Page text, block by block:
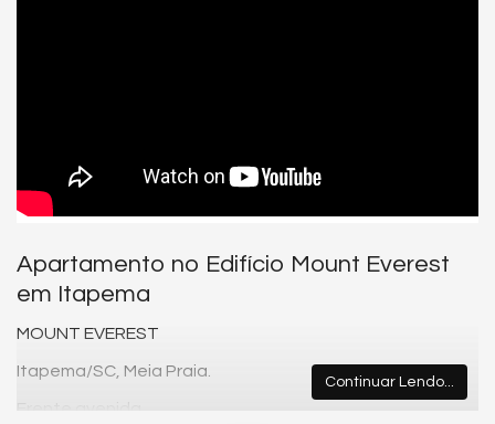
Apartamento no Edifício Mount Everest
em Itapema
MOUNT EVEREST
Itapema/SC, Meia Praia.
Frente avenida.
Continuar Lendo...